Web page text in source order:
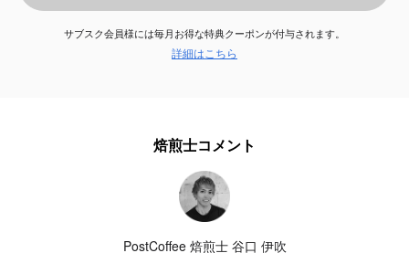
サブスク会員様には毎月お得な特典クーポンが付与されます。
詳細はこちら
焙煎士コメント
PostCoffee 焙煎士 谷口 伊吹